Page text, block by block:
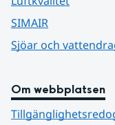
SIMAIR
Sjöar och
Om webbplatsen